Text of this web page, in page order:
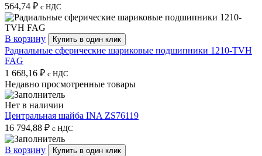
564,74 ₽ с НДС
В корзину Купить в один клик
Радиальные сферические шариковые подшипники 1210-TVH
FAG
1 668,16 ₽ с НДС
Недавно просмотренные товары
Нет в наличии
Центральная шайба INA ZS76119
16 794,88 ₽ с НДС
В корзину Купить в один клик